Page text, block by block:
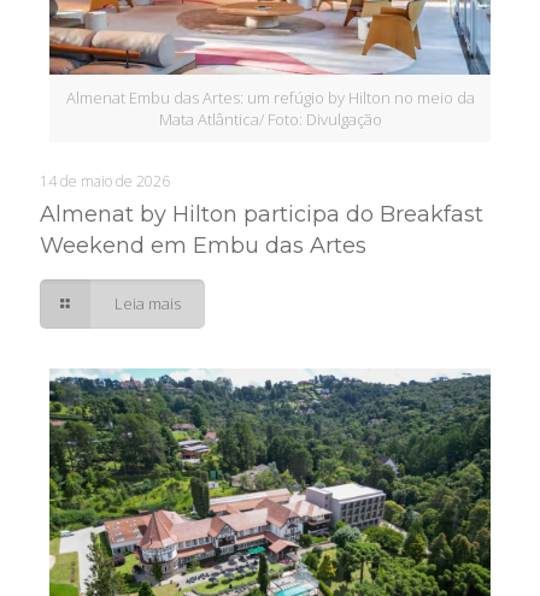
Almenat Embu das Artes: um refúgio by Hilton no meio da
Mata Atlântica/ Foto: Divulgação
14 de maio de 2026
Almenat by Hilton participa do Breakfast
Weekend em Embu das Artes
Leia mais